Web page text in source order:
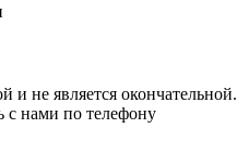
и не является окончательной.
с нами по телефону